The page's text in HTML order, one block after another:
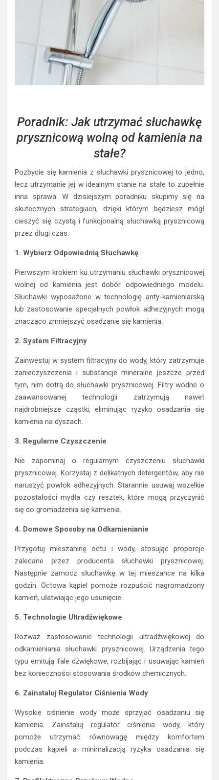
Poradnik: Jak utrzymać słuchawkę
prysznicową wolną od kamienia na
stałe?
Pozbycie się kamienia z słuchawki prysznicowej to jedno,
lecz utrzymanie jej w idealnym stanie na stałe to zupełnie
inna sprawa. W dzisiejszym poradniku skupimy się na
skutecznych strategiach, dzięki którym będziesz mógł
cieszyć się czystą i funkcjonalną słuchawką prysznicową
przez długi czas.
1. Wybierz Odpowiednią Słuchawkę
Pierwszym krokiem ku utrzymaniu słuchawki prysznicowej
wolnej od kamienia jest dobór odpowiedniego modelu.
Słuchawki wyposażone w technologię anty-kamieniarską
lub zastosowanie specjalnych powłok adhezyjnych mogą
znacząco zmniejszyć osadzanie się kamienia.
2. System Filtracyjny
Zainwestuj w system filtracyjny do wody, który zatrzymuje
zanieczyszczenia i substancje mineralne jeszcze przed
tym, nim dotrą do słuchawki prysznicowej. Filtry wodne o
zaawansowanej technologii zatrzymują nawet
najdrobniejsze cząstki, eliminując ryzyko osadzania się
kamienia na dyszach.
3. Regularne Czyszczenie
Nie zapominaj o regularnym czyszczeniu słuchawki
prysznicowej. Korzystaj z delikatnych detergentów, aby nie
naruszyć powłok adhezyjnych. Starannie usuwaj wszelkie
pozostałości mydła czy resztek, które mogą przyczynić
się do gromadzenia się kamienia.
4. Domowe Sposoby na Odkamienianie
Przygotuj mieszaninę octu i wody, stosując proporcje
zalecane przez producenta słuchawki prysznicowej.
Następnie zamocz słuchawkę w tej mieszance na kilka
godzin. Octowa kąpiel pomoże rozpuścić nagromadzony
kamień, ułatwiając jego usunięcie.
5. Technologie Ultradźwiękowe
Rozważ zastosowanie technologii ultradźwiękowej do
odkamieniania słuchawki prysznicowej. Urządzenia tego
typu emitują fale dźwiękowe, rozbijając i usuwając kamień
bez konieczności stosowania środków chemicznych.
6. Zainstaluj Regulator Ciśnienia Wody
Wysokie ciśnienie wody może sprzyjać osadzaniu się
kamienia. Zainstaluj regulator ciśnienia wody, który
pomoże utrzymać równowagę między komfortem
podczas kąpieli a minimalizacją ryzyka osadzania się
kamienia.